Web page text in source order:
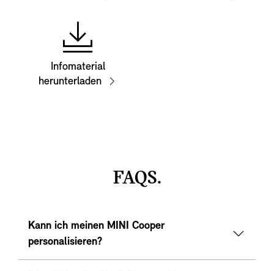
Infomaterial
herunterladen
FAQS.
Kann ich meinen MINI Cooper
personalisieren?